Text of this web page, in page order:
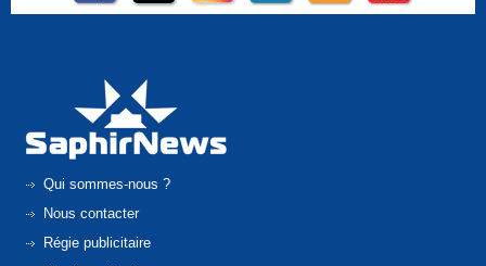
Qui sommes-nous ?
Nous contacter
Régie publicitaire